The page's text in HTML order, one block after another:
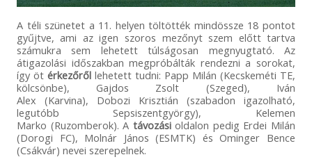
A téli szünetet a 11. helyen töltötték mindössze 18 pontot
gyűjtve, ami az igen szoros mezőnyt szem előtt tartva
számukra sem lehetett túlságosan megnyugtató. Az
átigazolási időszakban megpróbálták rendezni a sorokat,
így öt érkezőrőllehetett tudni: Papp Milán (Kecskeméti TE,
kölcsönbe), Gajdos Zsolt (Szeged), Iván
Alex (Karvina), Dobozi Krisztián (szabadon igazolható,
legutóbb Sepsiszentgyörgy), Kelemen
Marko (Ruzomberok). A távozásioldalon pedig Erdei Milán
(Dorogi FC), Molnár János (ESMTK) és Ominger Bence
(Csákvár) nevei szerepelnek.